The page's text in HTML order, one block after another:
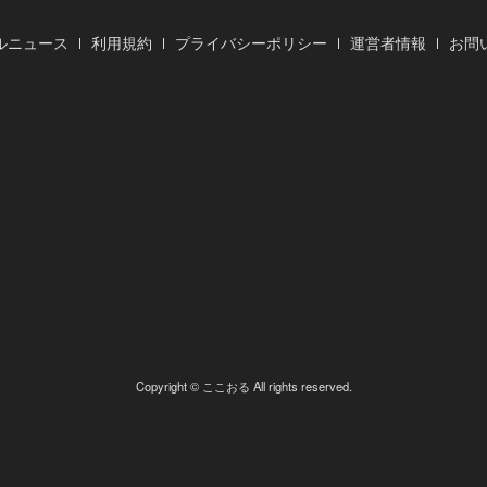
ニュース 利用規約 プライバシーポリシー 運営者情報 お問
Copyright © ここおる All rights reserved.